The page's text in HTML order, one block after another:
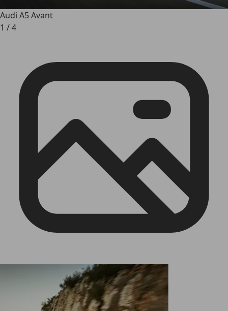
Audi A5 Avant
1 /4